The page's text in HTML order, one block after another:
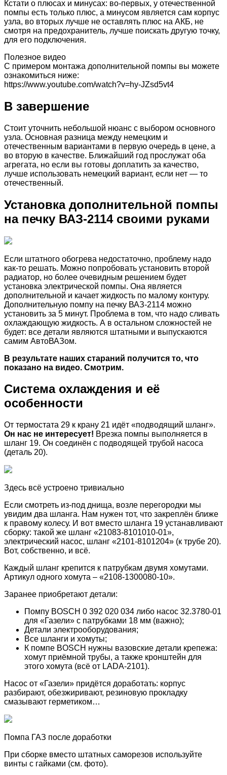
Кстати о плюсах и минусах: во-первых, у отечественной
помпы есть только плюс, а минусом является сам корпус
узла, во вторых лучше не оставлять плюс на АКБ, не
смотря на предохранитель, лучше поискать другую точку,
для его подключения.
Полезное видео
С примером монтажа дополнительной помпы вы можете
ознакомиться ниже:
https://www.youtube.com/watch?v=hy-JZsd5vt4
В завершение
Стоит уточнить небольшой нюанс с выбором основного
узла. Основная разница между немецким и
отечественным вариантами в первую очередь в цене, а
во вторую в качестве. Ближайший год прослужат оба
агрегата, но если вы готовы доплатить за качество,
лучше использовать немецкий вариант, если нет — то
отечественный.
Установка дополнительной помпы
на печку ВАЗ-2114 своими руками
Если штатного обогрева недостаточно, проблему надо
как-то решать. Можно попробовать установить второй
радиатор, но более очевидным решением будет
установка электрической помпы. Она является
дополнительной и качает жидкость по малому контуру.
Дополнительную помпу на печку ВАЗ-2114 можно
установить за 5 минут. Проблема в том, что надо сливать
охлаждающую жидкость. А в остальном сложностей не
будет: все детали являются штатными и выпускаются
самим АвтоВАЗом.
В результате наших стараний получится то, что
показано на видео. Смотрим.
Система охлаждения и её
особенности
От термостата 29 к крану 21 идёт «подводящий шланг».
Он нас не интересует! Врезка помпы выполняется в
шланг 19. Он соединён с подводящей трубой насоса
(деталь 20).
Здесь всё устроено тривиально
Если смотреть из-под днища, возле перегородки мы
увидим два шланга. Нам нужен тот, что закреплён ближе
к правому колесу. И вот вместо шланга 19 устанавливают
сборку: такой же шланг «21083-8101010-01»,
электрический насос, шланг «2101-8101204» (к трубе 20).
Вот, собственно, и всё.
Каждый шланг крепится к патрубкам двумя хомутами.
Артикул одного хомута – «2108-1300080-10».
Заранее приобретают детали:
Помпу BOSCH 0 392 020 034 либо насос 32.3780-01
для «Газели» с патрубками 18 мм (важно);
Детали электрооборудования;
Все шланги и хомуты;
К помпе BOSCH нужны вазовские детали крепежа:
хомут приёмной трубы, а также кронштейн для
этого хомута (всё от LADA-2101).
Насос от «Газели» придётся доработать: корпус
разбирают, обезжиривают, резиновую прокладку
смазывают герметиком…
Помпа ГАЗ после доработки
При сборке вместо штатных саморезов используйте
винты с гайками (см. фото).